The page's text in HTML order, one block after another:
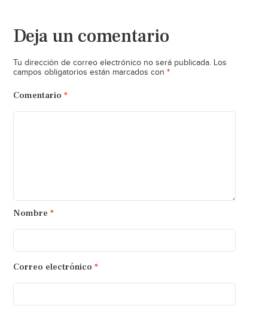
Deja un comentario
Tu dirección de correo electrónico no será publicada. Los
campos obligatorios están marcados con *
Comentario *
Nombre *
Correo electrónico *